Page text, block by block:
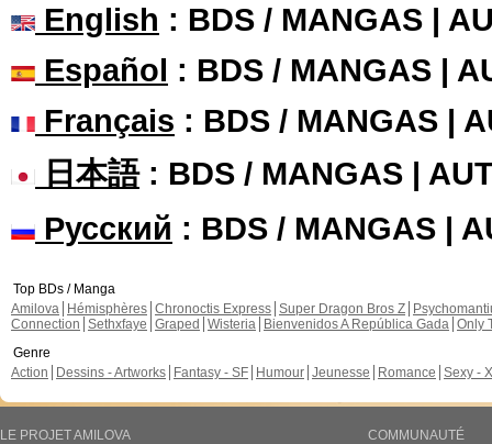
English : BDS / MANGAS |
Español : BDS / MANGAS |
Français : BDS / MANGAS |
日本語: BDS / MANGAS |
Русский : BDS / MANGAS |
Top BDs / Manga
Amilova
Hémisphères Chronoctis Express Super Dragon Bros Z
Connection Sethxfaye Graped Wisteria Bienvenidos A República Gada Only
Genre
Action
Dessins - Artworks Fantasy - SF Humour Jeunesse Romance Sexy -
LE PROJET AMILOVA
COMMUNAUTÉ